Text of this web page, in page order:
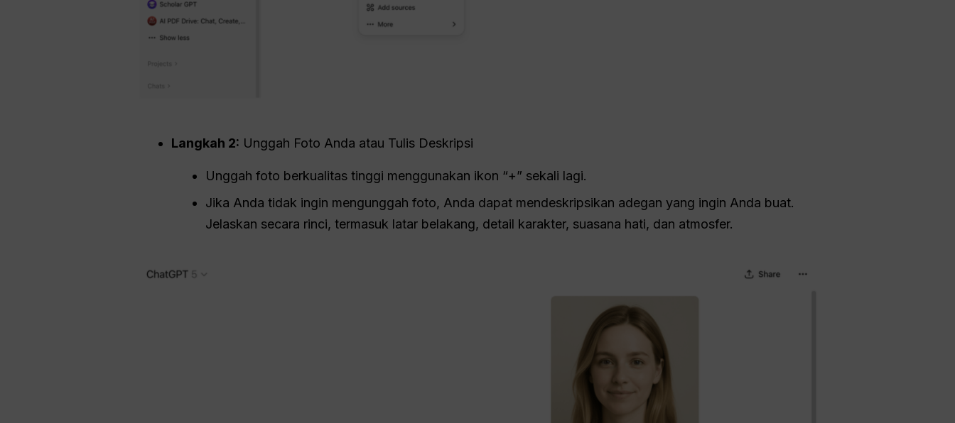
Langkah 2: Unggah Foto Anda atau Tulis Deskripsi
Unggah foto berkualitas tinggi menggunakan ikon “+” sekali lagi.
Jika Anda tidak ingin mengunggah foto, Anda dapat mendeskripsikan adegan yang ingin Anda buat.
Jelaskan secara rinci, termasuk latar belakang, detail karakter, suasana hati, dan atmosfer.